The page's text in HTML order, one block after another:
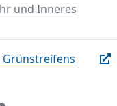
und Inneres
Grünstreifens